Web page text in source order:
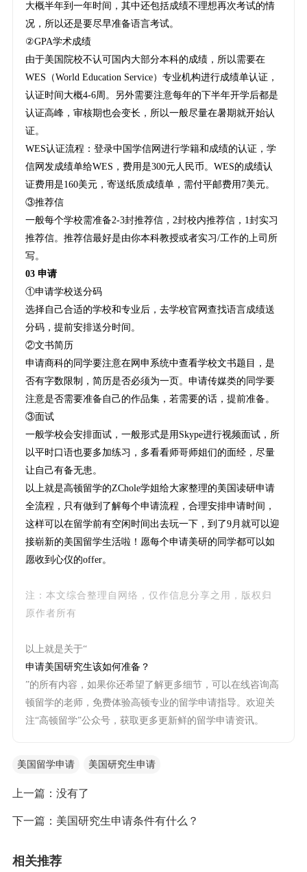
大概半年到一年时间，其中还包括成绩不理想再次考试的情
况，所以还是要尽早准备语言考试。
②GPA学术成绩
由于美国院校不认可国内大部分本科的成绩，所以需要在
WES（World Education Service）专业机构进行成绩单认证，
认证时间大概4-6周。另外需要注意每年的下半年开学后都是
认证高峰，审核期也会变长，所以一般尽量在暑期就开始认
证。
WES认证流程：登录中国学信网进行学籍和成绩的认证，学
信网发成绩单给WES，费用是300元人民币。WES的成绩认
证费用是160美元，寄送纸质成绩单，需付平邮费用7美元。
③推荐信
一般每个学校需准备2-3封推荐信，2封校内推荐信，1封实习
推荐信。推荐信最好是由你本科教授或者实习/工作的上司所
写。
03 申请
①申请学校送分码
选择自己合适的学校和专业后，去学校官网查找语言成绩送
分码，提前安排送分时间。
②文书简历
申请商科的同学要注意在网申系统中查看学校文书题目，是
否有字数限制，简历是否必须为一页。申请传媒类的同学要
注意是否需要准备自己的作品集，若需要的话，提前准备。
③面试
一般学校会安排面试，一般形式是用Skype进行视频面试，所
以平时口语也要多加练习，多看看师哥师姐们的面经，尽量
让自己有备无患。
以上就是高顿留学的ZChole学姐给大家整理的美国读研申请
全流程，只有做到了解每个申请流程，合理安排申请时间，
这样可以在留学前有空闲时间出去玩一下，到了9月就可以迎
接崭新的美国留学生活啦！愿每个申请美研的同学都可以如
愿收到心仪的offer。
注：本文综合整理自网络，仅作信息分享之用，版权归
原作者所有
以上就是关于“
申请美国研究生该如何准备？
”的所有内容，如果你还希望了解更多细节，可以在线咨询高
顿留学的老师，免费体验高顿专业的留学申请指导。欢迎关
注“高顿留学”公众号，获取更多更新鲜的留学申请资讯。
美国留学申请 美国研究生申请
上一篇：没有了
下一篇： 美国研究生申请条件有什么？
相关推荐